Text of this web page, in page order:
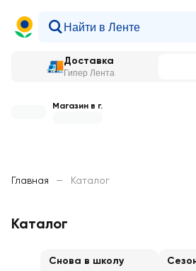
Доставка
Гипер Лента
Магазин в г.
Главная — Каталог
Каталог
Снова в школу